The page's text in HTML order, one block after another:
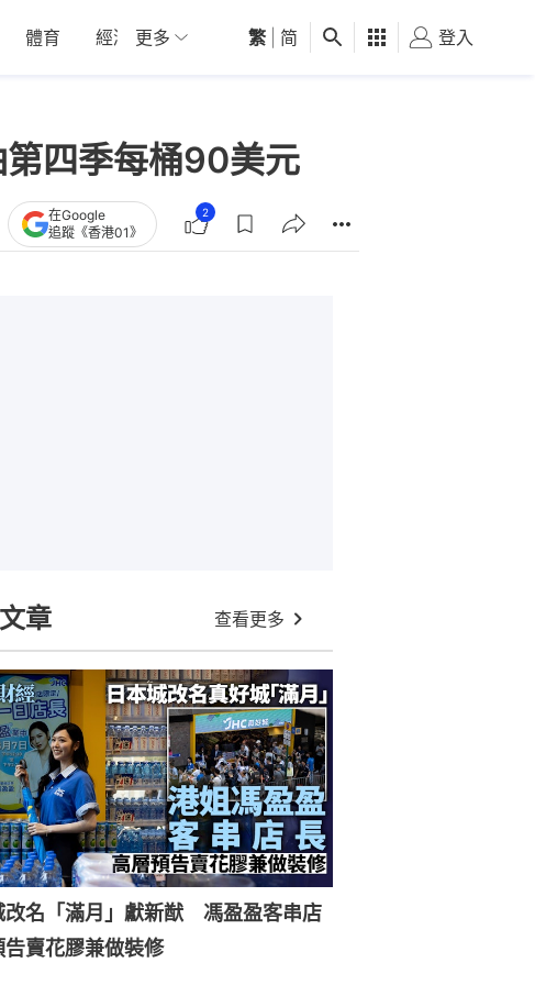
體育 經濟 01深圳 觀點 健康 好食玩飛
更多 繁 简 登入
四季每桶90美元
在Google
追蹤《香港01》
2
章 查看更多
改名「滿月」獻新猷 馮盈盈客串店
賣花膠兼做裝修